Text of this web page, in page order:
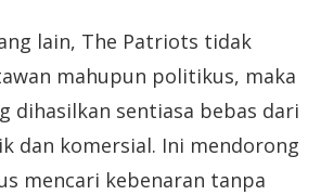
lain, The Patriots tidak
mahupun politikus, maka
dihasilkan sentiasa bebas dari
dan komersial. Ini mendorong
mencari kebenaran tanpa